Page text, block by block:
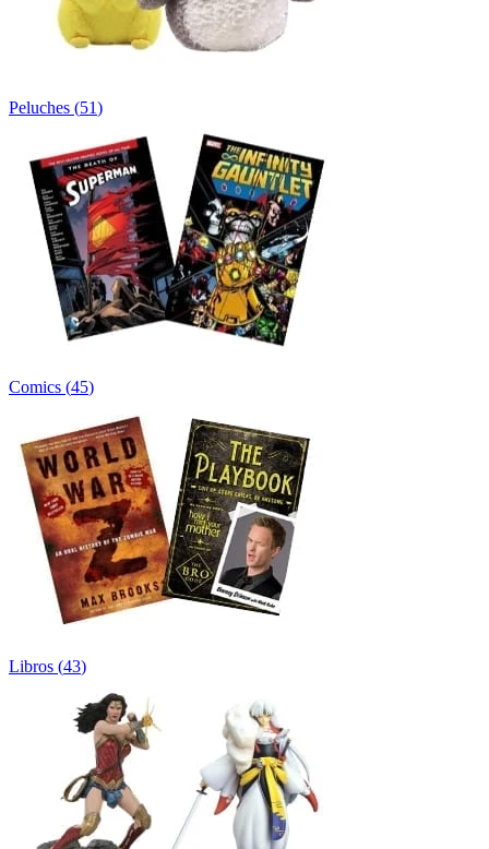
Peluches (51)
Comics (45)
Libros (43)